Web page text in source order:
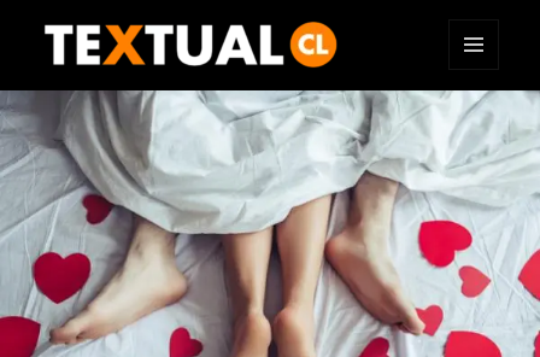
TEXTUAL
Y
WIDGETS